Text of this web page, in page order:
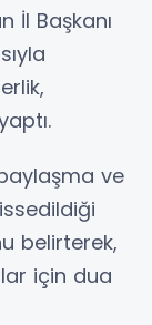
İl Başkanı
ve
belirterek,
için dua